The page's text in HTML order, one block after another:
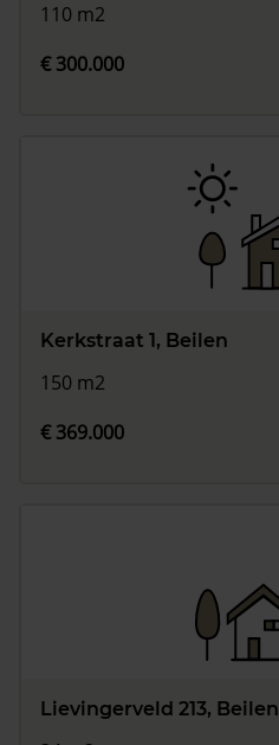
110 m2
€ 300.000
Kerkstraat 1, Beilen
150 m2
€ 369.000
Lievingerveld 213, Beilen